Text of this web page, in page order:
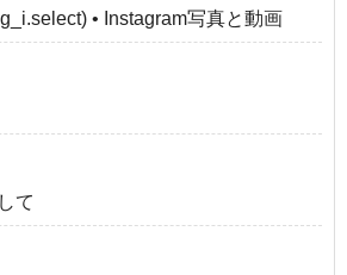
• Instagram写真と動画
て